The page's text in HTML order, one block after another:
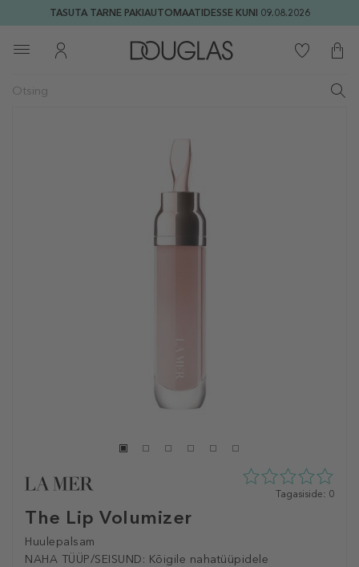
TASUTA TARNE PAKIAUTOMAATIDESSE KUNI 09.08.2026
The Lip Volumizer
Huulepalsam
NAHA TÜÜP/SEISUND: Kõigile nahatüüpidele
0
Tagasiside: 0